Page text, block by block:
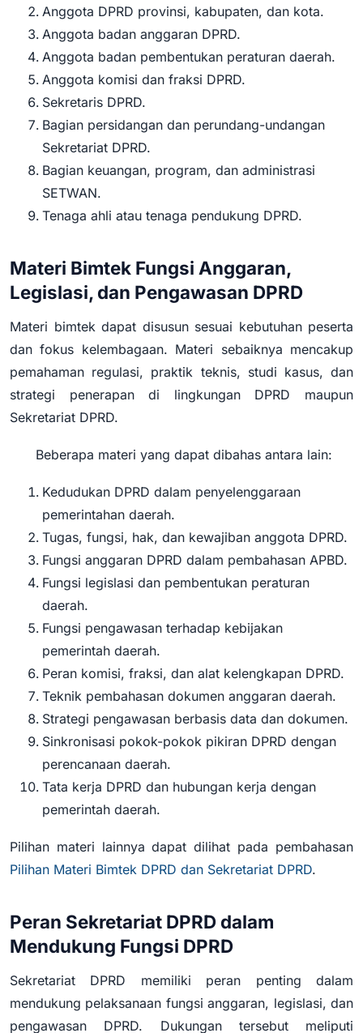
Anggota DPRD provinsi, kabupaten, dan kota.
Anggota badan anggaran DPRD.
Anggota badan pembentukan peraturan daerah.
Anggota komisi dan fraksi DPRD.
Sekretaris DPRD.
Bagian persidangan dan perundang-undangan
Sekretariat DPRD.
Bagian keuangan, program, dan administrasi
SETWAN.
Tenaga ahli atau tenaga pendukung DPRD.
Materi Bimtek Fungsi Anggaran,
Legislasi, dan Pengawasan DPRD
Materi bimtek dapat disusun sesuai kebutuhan peserta
dan fokus kelembagaan. Materi sebaiknya mencakup
pemahaman regulasi, praktik teknis, studi kasus, dan
strategi penerapan di lingkungan DPRD maupun
Sekretariat DPRD.
Beberapa materi yang dapat dibahas antara lain:
Kedudukan DPRD dalam penyelenggaraan
pemerintahan daerah.
Tugas, fungsi, hak, dan kewajiban anggota DPRD.
Fungsi anggaran DPRD dalam pembahasan APBD.
Fungsi legislasi dan pembentukan peraturan
daerah.
Fungsi pengawasan terhadap kebijakan
pemerintah daerah.
Peran komisi, fraksi, dan alat kelengkapan DPRD.
Teknik pembahasan dokumen anggaran daerah.
Strategi pengawasan berbasis data dan dokumen.
Sinkronisasi pokok-pokok pikiran DPRD dengan
perencanaan daerah.
Tata kerja DPRD dan hubungan kerja dengan
pemerintah daerah.
Pilihan materi lainnya dapat dilihat pada pembahasan
Pilihan Materi Bimtek DPRD dan Sekretariat DPRD.
Peran Sekretariat DPRD dalam
Mendukung Fungsi DPRD
Sekretariat DPRD memiliki peran penting dalam
mendukung pelaksanaan fungsi anggaran, legislasi, dan
pengawasan DPRD. Dukungan tersebut meliputi